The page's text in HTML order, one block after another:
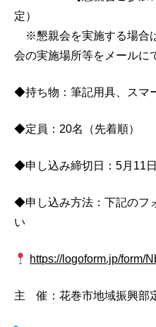
定）
※懇親会を実施する場合
会の実施場所等をメールに
◆持ち物：筆記用具、スマ
◆定員：20名（先着順）
◆申し込み締切日：5月11
◆申し込み方法：下記のフ
い
https://logoform.jp/form/
主 催： 花巻市地域振興部